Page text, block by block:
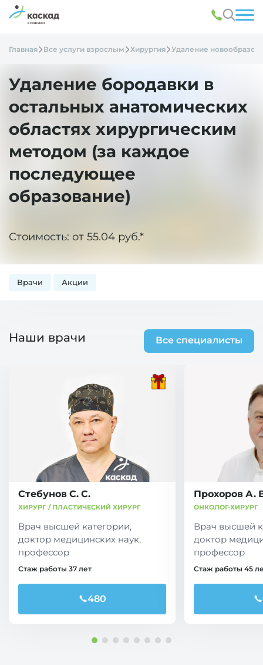
Главная Все услуги взрослым Хирургия Удаление
Удаление бородавки в
остальных анатомических
областях хирургическим
методом (за каждое
последующее
образование)
Стоимость: от 55.04 руб.*
Врачи Акции
Наши врачи Все специалисты
Стебунов С. С.
ХИРУРГ / ПЛАСТИЧЕСКИЙ ХИРУРГ
Врач высшей категории,
доктор медицинских наук,
профессор
Стаж работы 37 лет
480
Прохоров А.
ОНКОЛОГ-ХИРУРГ
Врач высшей
доктор
профессор
Стаж работы 45